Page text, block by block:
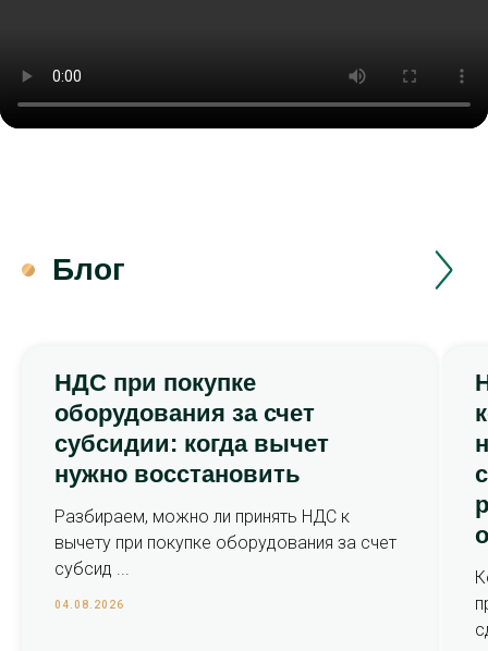
Блог
НДС при покупке
оборудования за счет
субсидии: когда вычет
нужно восстановить
Разбираем, можно ли принять НДС к
вычету при покупке оборудования за счет
субсид ...
04.08.2026